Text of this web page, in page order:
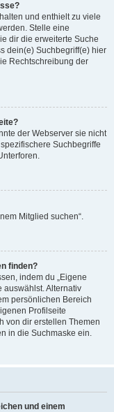
und enthielt zu viele
Stelle eine
dir die erweiterte Suche
dein(e) Suchbegriff(e) hier
Rechtschreibung der
der Webserver sie nicht
Suchbegriffe
Mitglied suchen“.
finden?
indem du „Eigene
auswählst. Alternativ
persönlichen Bereich
Profilseite
von dir erstellen Themen
in die Suchmaske ein.
und einem